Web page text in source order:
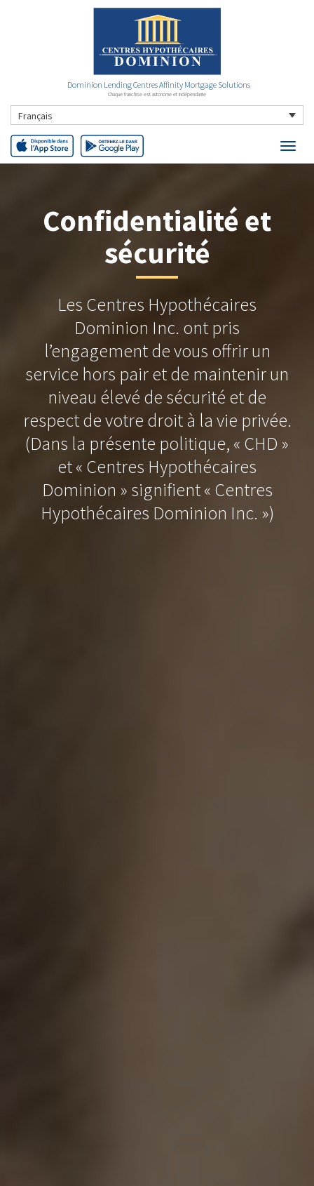
Dominion Lending Centres Affinity Mortgage Solutions
Chaque franchise est autonome et indépendante
Français
Confidentialité et
sécurité
Les Centres Hypothécaires
Dominion Inc. ont pris
l’engagement de vous offrir un
service hors pair et de maintenir un
niveau élevé de sécurité et de
respect de votre droit à la vie privée.
(Dans la présente politique, « CHD »
et « Centres Hypothécaires
Dominion » signifient « Centres
Hypothécaires Dominion Inc. »)